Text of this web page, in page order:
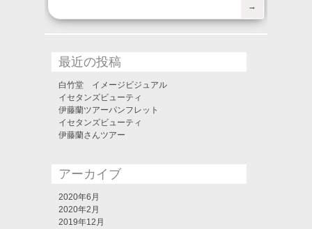
→
最近の投稿
白竹堂 イメージビジュアル
イセタンズビューティ
伊藤蘭ツアーパンフレット
イセタンズビューティ
伊藤蘭さんツアー
アーカイブ
2020年6月
2020年2月
2019年12月